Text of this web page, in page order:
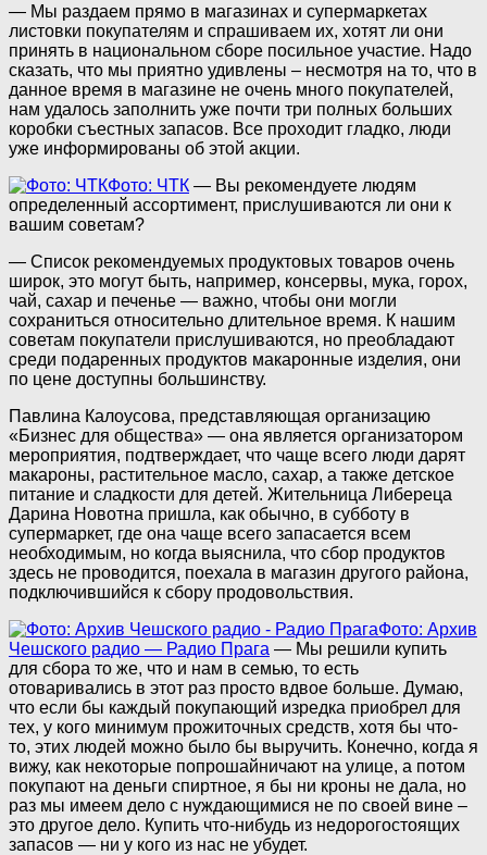
— Мы раздаем прямо в магазинах и супермаркетах
листовки покупателям и спрашиваем их, хотят ли они
принять в национальном сборе посильное участие. Надо
сказать, что мы приятно удивлены – несмотря на то, что в
данное время в магазине не очень много покупателей,
нам удалось заполнить уже почти три полных больших
коробки съестных запасов. Все проходит гладко, люди
уже информированы об этой акции.
Фото: ЧТК — Вы рекомендуете людям
определенный ассортимент, прислушиваются ли они к
вашим советам?
— Список рекомендуемых продуктовых товаров очень
широк, это могут быть, например, консервы, мука, горох,
чай, сахар и печенье — важно, чтобы они могли
сохраниться относительно длительное время. К нашим
советам покупатели прислушиваются, но преобладают
среди подаренных продуктов макаронные изделия, они
по цене доступны большинству.
Павлина Калоусова, представляющая организацию
«Бизнес для общества» — она является организатором
мероприятия, подтверждает, что чаще всего люди дарят
макароны, растительное масло, сахар, а также детское
питание и сладкости для детей. Жительница Либереца
Дарина Новотна пришла, как обычно, в субботу в
супермаркет, где она чаще всего запасается всем
необходимым, но когда выяснила, что сбор продуктов
здесь не проводится, поехала в магазин другого района,
подключившийся к сбору продовольствия.
Фото: Архив
Чешского радио — Радио Прага — Мы решили купить
для сбора то же, что и нам в семью, то есть
отоваривались в этот раз просто вдвое больше. Думаю,
что если бы каждый покупающий изредка приобрел для
тех, у кого минимум прожиточных средств, хотя бы что-
то, этих людей можно было бы выручить. Конечно, когда я
вижу, как некоторые попрошайничают на улице, а потом
покупают на деньги спиртное, я бы ни кроны не дала, но
раз мы имеем дело с нуждающимися не по своей вине –
это другое дело. Купить что-нибудь из недорогостоящих
запасов — ни у кого из нас не убудет.